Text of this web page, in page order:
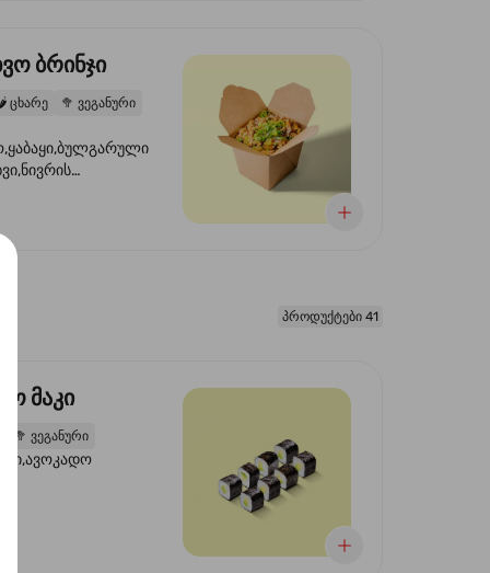
ბრინჯი
🌶️ ცხარე 🥦 ვეგანური
ხახვი,სეზამის
პროდუქტები 41
მაკი
🥦 ვეგანური